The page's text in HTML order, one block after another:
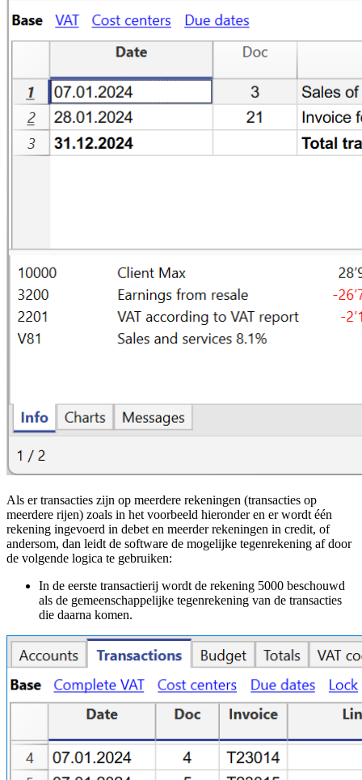
Als er transacties zijn op meerdere rekeningen (transacties op
meerdere rijen) zoals in het voorbeeld hieronder en er wordt één
rekening ingevoerd in debet en meerder rekeningen in credit, of
andersom, dan leidt de software de mogelijke tegenrekening af door
de volgende logica te gebruiken:
In de eerste transactierij wordt de rekening 5000 beschouwd
als de gemeenschappelijke tegenrekening van de transacties
die daarna komen.